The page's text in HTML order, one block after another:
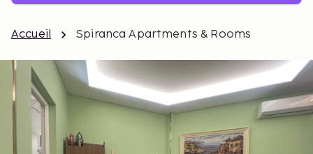
Accueil Spiranca Apartments & Rooms